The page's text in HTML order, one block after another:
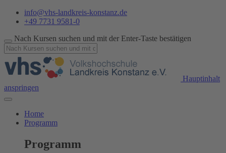
info@vhs-landkreis-konstanz.de
+49 7731 9581-0
Nach Kursen suchen und mit der Enter-Taste bestätigen
Hauptinhalt
anspringen
Home
Programm
Programm